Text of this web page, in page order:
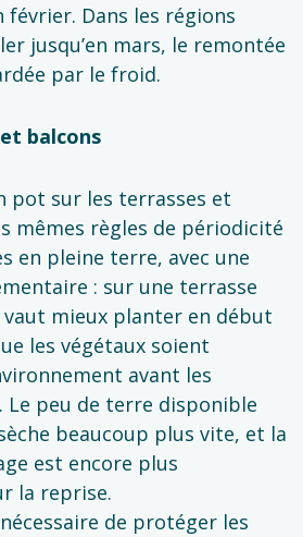
Dans les régions
jusqu’en mars, le remontée
par le froid.
balcons
pot sur les terrasses et
mêmes règles de périodicité
en pleine terre, avec une
: sur une terrasse
vaut mieux planter en début
les végétaux soient
avant les
Le peu de terre disponible
beaucoup plus vite, et la
est encore plus
la reprise.
de protéger les